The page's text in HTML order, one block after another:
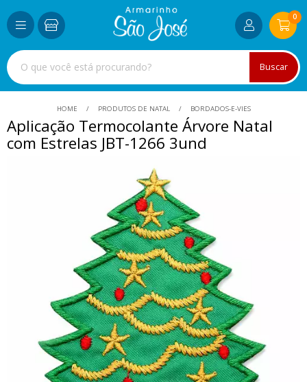
Buscar
0
HOME PRODUTOS DE NATAL BORDADOS-E-VIES
Aplicação Termocolante Árvore Natal
com Estrelas JBT-1266 3und